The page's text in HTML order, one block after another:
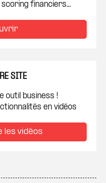
financiers...
SITE
outil business !
en vidéos
les vidéos